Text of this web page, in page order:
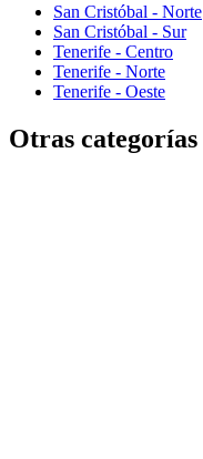
San Cristóbal - Norte
San Cristóbal - Sur
Tenerife - Centro
Tenerife - Norte
Tenerife - Oeste
Otras categorías